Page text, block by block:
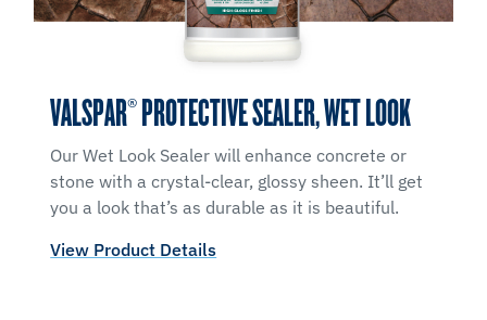
VALSPAR® PROTECTIVE SEALER, WET LOOK
Our Wet Look Sealer will enhance concrete or
stone with a crystal-clear, glossy sheen. It’ll get
you a look that’s as durable as it is beautiful.
View Product Details